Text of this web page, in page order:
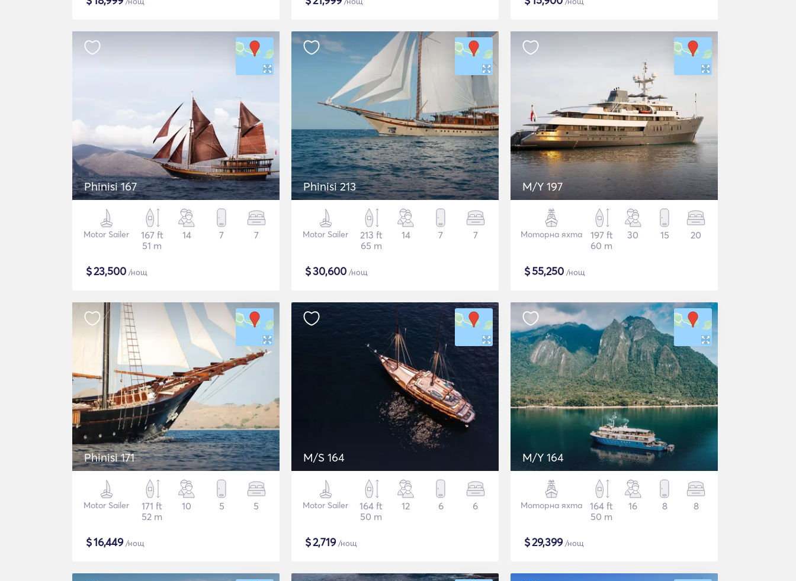
Phinisi 167
Motor Sailer
167 ft
51 m
14 7 7
$23,500 /нощ
Phinisi 213
Motor Sailer
213 ft
65 m
14 7 7
$30,600 /нощ
M/Y 197
Моторна яхта
197 ft
60 m
30 15 20
$55,250 /нощ
Phinisi 171
Motor Sailer
171 ft
52 m
10 5 5
$16,449/нощ
M/S 164
Motor Sailer
164 ft
50 m
12 6 6
$2,719/нощ
M/Y 164
Моторна яхта
164 ft
50 m
16 8 8
$29,399/нощ